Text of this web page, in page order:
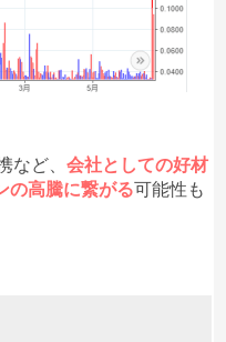
など、会社としての好材
の高騰に繋がる可能性も